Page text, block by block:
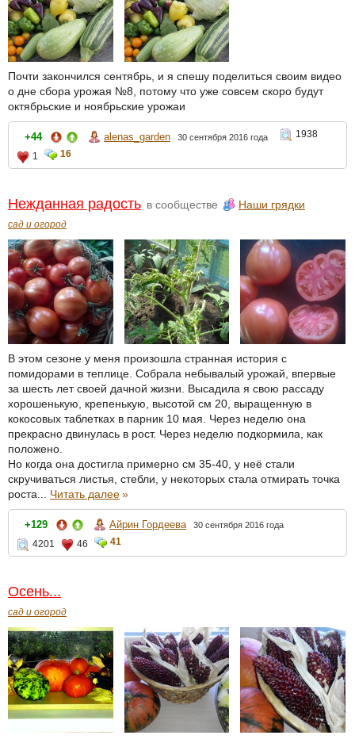
Почти закончился сентябрь, и я спешу поделиться своим видео
о дне сбора урожая №8, потому что уже совсем скоро будут
октябрьские и ноябрьские урожаи
+44 alenas_garden 30 сентября 2016 года
1938
1
16
Нежданная радость в сообществе Наши грядки
сад и огород
В этом сезоне у меня произошла странная история с
помидорами в теплице. Собрала небывалый урожай, впервые
за шесть лет своей дачной жизни. Высадила я свою рассаду
хорошенькую, крепенькую, высотой см 20, выращенную в
кокосовых таблетках в парник 10 мая. Через неделю она
прекрасно двинулась в рост. Через неделю подкормила, как
положено.
Но когда она достигла примерно см 35-40, у неё стали
скручиваться листья, стебли, у некоторых стала отмирать точка
роста... Читать далее»
+129 Айрин Гордеева 30 сентября 2016 года
4201 46 41
Осень...
сад и огород